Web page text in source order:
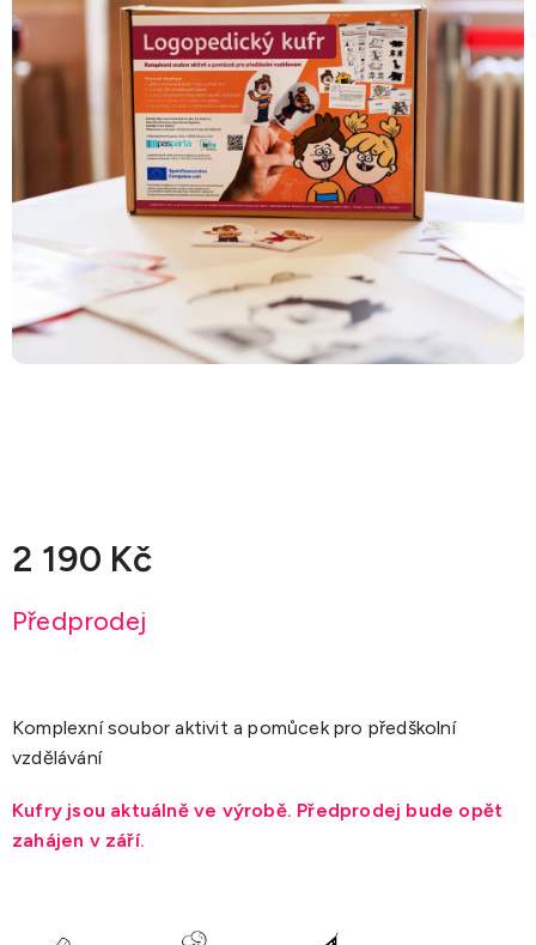
2 190 Kč
cena:
Předprodej
Komplexní soubor aktivit a pomůcek pro předškolní
vzdělávání
Kufry jsou aktuálně ve výrobě. Předprodej bude opět
zahájen v září.